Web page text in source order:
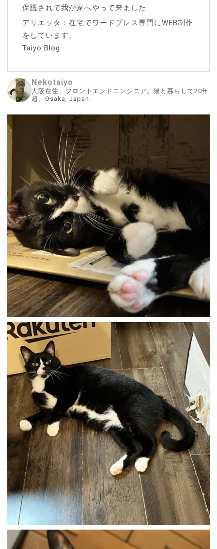
保護されて我が家へやって来ました
アリエッタ：在宅でワードプレス専門にWEB制作
をしています。
Taiyo Blog
Nekotaiyo
大阪在住、フロントエンドエンジニア。猫と暮らして20年
超。Osaka, Japan.